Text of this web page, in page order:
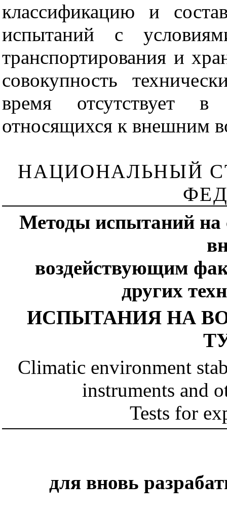
классификацию и
испытаний с
транспортирования и
совокупность
время отсутствует в
относящихся к внешним
НАЦИОНАЛЬНЫЙ
Методы испытаний на
воздействующим
других
ИСПЫТАНИЯ НА
Climatic environment
instruments and
Tests for
для вновь